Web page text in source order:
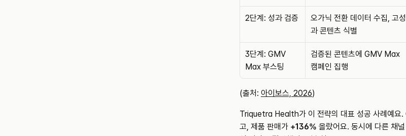
2단계: 성과 검증
오가닉 전환 데이터 수집, 고성
과 콘텐츠 식별
3단계: GMV
Max 부스팅
검증된 콘텐츠에 GMV Max
캠페인 집행
(출처: 아이보스, 2026)
Triquetra Health가 이 전략의 대표 성공 사례예요
고, 제품 판매가 +136% 올랐어요. 동시에 다른 채